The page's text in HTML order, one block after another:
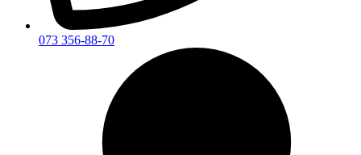
073 356-88-70